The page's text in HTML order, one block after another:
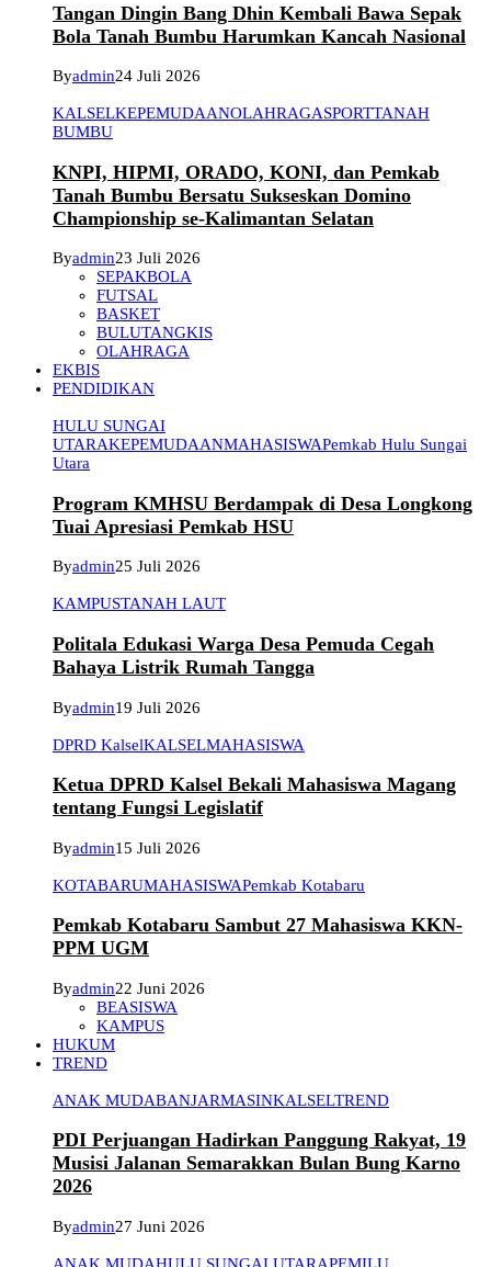
Tangan Dingin Bang Dhin Kembali Bawa Sepak
Bola Tanah Bumbu Harumkan Kancah Nasional
Byadmin24 Juli 2026
KALSELKEPEMUDAANOLAHRAGASPORTTANAH
BUMBU
KNPI, HIPMI, ORADO, KONI, dan Pemkab
Tanah Bumbu Bersatu Sukseskan Domino
Championship se-Kalimantan Selatan
Byadmin23 Juli 2026
SEPAKBOLA
FUTSAL
BASKET
BULUTANGKIS
OLAHRAGA
EKBIS
PENDIDIKAN
HULU SUNGAI
UTARAKEPEMUDAANMAHASISWAPemkab Hulu Sungai
Utara
Program KMHSU Berdampak di Desa Longkong
Tuai Apresiasi Pemkab HSU
Byadmin25 Juli 2026
KAMPUSTANAH LAUT
Politala Edukasi Warga Desa Pemuda Cegah
Bahaya Listrik Rumah Tangga
Byadmin19 Juli 2026
DPRD KalselKALSELMAHASISWA
Ketua DPRD Kalsel Bekali Mahasiswa Magang
tentang Fungsi Legislatif
Byadmin15 Juli 2026
KOTABARUMAHASISWAPemkab Kotabaru
Pemkab Kotabaru Sambut 27 Mahasiswa KKN-
PPM UGM
Byadmin22 Juni 2026
BEASISWA
KAMPUS
HUKUM
TREND
ANAK MUDABANJARMASINKALSELTREND
PDI Perjuangan Hadirkan Panggung Rakyat, 19
Musisi Jalanan Semarakkan Bulan Bung Karno
2026
Byadmin27 Juni 2026